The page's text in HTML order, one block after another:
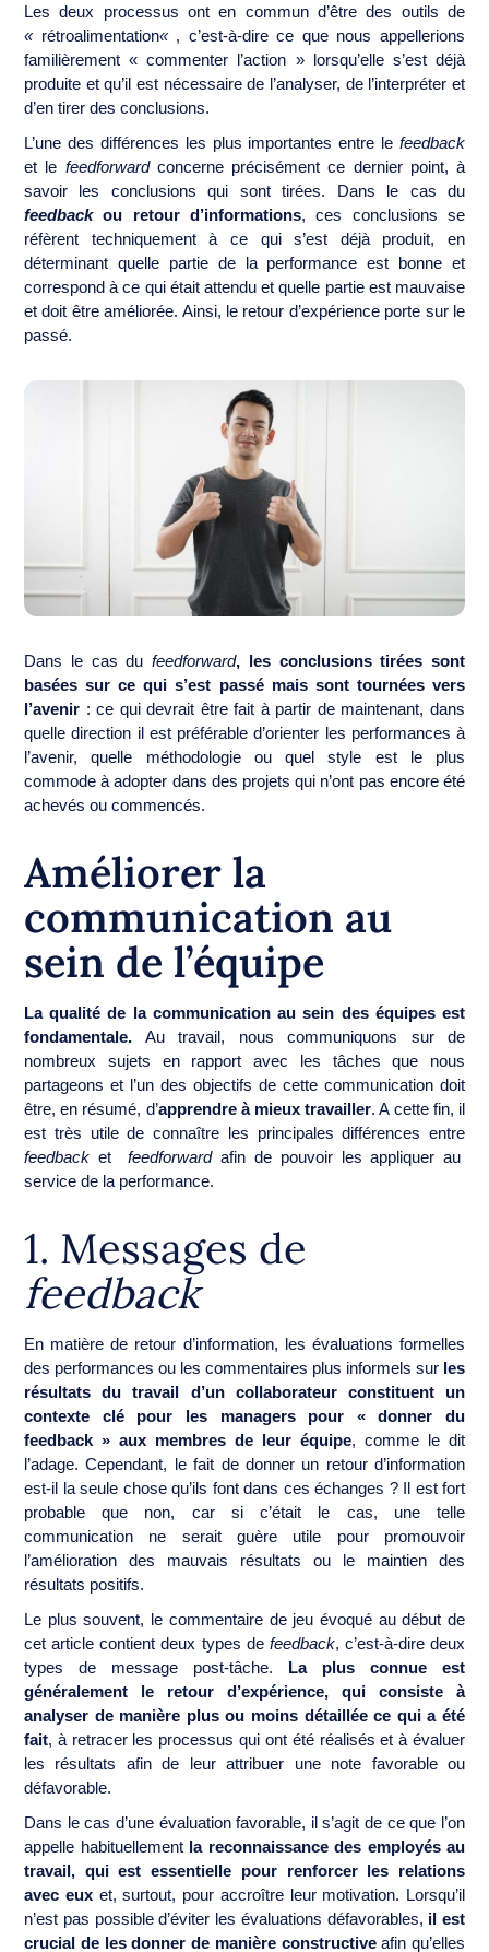
Les deux processus ont en commun d’être des outils de
« rétroalimentation« , c’est-à-dire ce que nous appellerions
familièrement « commenter l’action » lorsqu’elle s’est déjà
produite et qu’il est nécessaire de l’analyser, de l’interpréter et
d’en tirer des conclusions.
L’une des différences les plus importantes entre le feedback
et le feedforward concerne précisément ce dernier point, à
savoir les conclusions qui sont tirées. Dans le cas du
feedbackou retour d’informations, ces conclusions se
réfèrent techniquement à ce qui s’est déjà produit, en
déterminant quelle partie de la performance est bonne et
correspond à ce qui était attendu et quelle partie est mauvaise
et doit être améliorée. Ainsi, le retour d’expérience porte sur le
passé.
Dans le cas du feedforward, les conclusions tirées sont
basées sur ce qui s’est passé mais sont tournées vers
l’avenir : ce qui devrait être fait à partir de maintenant, dans
quelle direction il est préférable d’orienter les performances à
l’avenir, quelle méthodologie ou quel style est le plus
commode à adopter dans des projets qui n’ont pas encore été
achevés ou commencés.
Améliorer la
communication au
sein de l’équipe
La qualité de la communication au sein des équipes est
fondamentale. Au travail, nous communiquons sur de
nombreux sujets en rapport avec les tâches que nous
partageons et l’un des objectifs de cette communication doit
être, en résumé, d’apprendre à mieux travailler. A cette fin, il
est très utile de connaître
les principales différences entre
feedback etfeedforwardafin de pouvoir les appliquer au
service de la performance.
1. Messages de
feedback
En matière de retour d’information, les évaluations formelles
des performances ou les commentaires plus informels sur les
résultats du travail d’un collaborateur constituent un
contexte clé pour les managers pour « donner du
feedback » aux membres de leur équipe, comme le dit
l’adage. Cependant, le fait de donner un retour d’information
est-il la seule chose qu’ils font dans ces échanges ? Il est fort
probable que non, car si c’était le cas, une telle
communication ne serait guère utile pour promouvoir
l’amélioration des mauvais résultats ou le maintien des
résultats positifs.
Le plus souvent, le commentaire de jeu évoqué au début de
cet article contient deux types de feedback, c’est-à-dire deux
types de message post-tâche.
La plus connue est
généralement le retour d’expérience, qui consiste à
analyser de manière plus ou moins détaillée ce qui a été
fait, à retracer les processus qui ont été réalisés et à évaluer
les résultats afin de leur attribuer une note favorable ou
défavorable.
Dans le cas d’une évaluation favorable, il s’agit de ce que l’on
appelle habituellement la reconnaissance des employés au
travail, qui est essentielle pour renforcer les relations
avec euxet, surtout, pour accroître leur motivation. Lorsqu’il
n’est pas possible d’éviter les évaluations défavorables, il est
crucial de les donner de manière constructiveafin qu’elles